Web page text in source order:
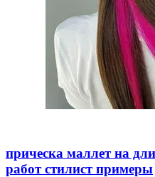
прическа маллет на
работ стилист примеры